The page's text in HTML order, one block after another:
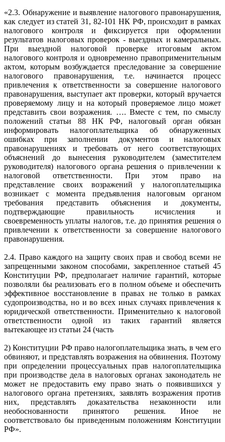
«2.3. Обнаружение и выявление налогового правонарушения,
как следует из статей 31, 82-101 НК РФ, происходит в рамках
налогового контроля и фиксируется при оформлении
результатов налоговых проверок - выездных и камеральных.
При выездной налоговой проверке итоговым актом
налогового контроля и одновременно правоприменительным
актом, которым возбуждается преследование за совершение
налогового правонарушения, т.е. начинается процесс
привлечения к ответственности за совершение налогового
правонарушения, выступает акт проверки, который вручается
проверяемому лицу и на который проверяемое лицо может
представить свои возражения. …. Вместе с тем, по смыслу
положений статьи 88 НК РФ, налоговый орган обязан
информировать налогоплательщика об обнаруженных
ошибках при заполнении документов и налоговых
правонарушениях и требовать от него соответствующих
объяснений до вынесения руководителем (заместителем
руководителя) налогового органа решения о привлечении к
налоговой ответственности. При этом право на
представление своих возражений у налогоплательщика
возникает с момента предъявления налоговым органом
требования представить объяснения и документы,
подтверждающие правильность исчисления и
своевременность уплаты налогов, т.е. до принятия решения о
привлечении к ответственности за совершение налогового
правонарушения.
2.4. Право каждого на защиту своих прав и свобод всеми не
запрещенными законом способами, закрепленное статьей 45
Конституции РФ, предполагает наличие гарантий, которые
позволяли бы реализовать его в полном объеме и обеспечить
эффективное восстановление в правах не только в рамках
судопроизводства, но и во всех иных случаях привлечения к
юридической ответственности. Применительно к налоговой
ответственности одной из таких гарантий является
вытекающее из статьи 24 (часть
2) Конституции РФ право налогоплательщика знать, в чем его
обвиняют, и представлять возражения на обвинения. Поэтому
при определении процессуальных прав налогоплательщика
при производстве дела в налоговых органах законодатель не
может не предоставить ему право знать о появившихся у
налогового органа претензиях, заявлять возражения против
них, представлять доказательства незаконности или
необоснованности принятого решения. Иное не
соответствовало бы приведенным положениям Конституции
РФ».